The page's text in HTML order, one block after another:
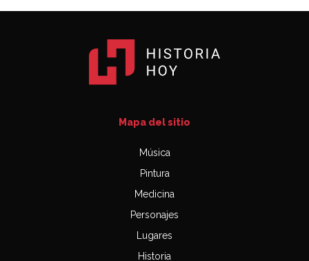
Mapa del sitio
Música
Pintura
Medicina
Personajes
Lugares
Historia